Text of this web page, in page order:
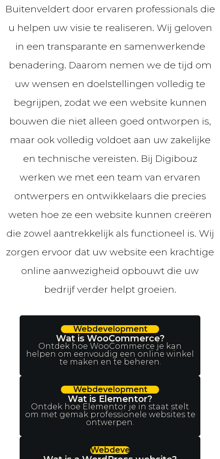
Buitenveldert door ervaren professionals die
u helpen uw visie te realiseren. Wij geloven
in een transparante en samenwerkende
benadering. Daarom nemen we de tijd om
uw wensen en doelstellingen volledig te
begrijpen, zodat we een website kunnen
bouwen die niet alleen goed ontworpen is,
maar ook volledig voldoet aan uw zakelijke
en technische vereisten. Bij Digibouz
werken we met een team van ervaren
ontwerpers en ontwikkelaars die precies
weten hoe ze een website kunnen creëren
die zowel aantrekkelijk als functioneel is. Wij
zorgen ervoor dat uw website een krachtige
online aanwezigheid opbouwt die uw
bedrijf verder helpt groeien.
Webdevelopment
Wat is WooCommerce?
Ontdek hoe WooCommerce je kan
helpen om eenvoudig een online winkel
te maken en te beheren.
Webdevelopment
Wat is Elementor?
Ontdek hoe Elementor je in staat stelt
om met gemak professionele websites te
ontwerpen.
Webdevelopment